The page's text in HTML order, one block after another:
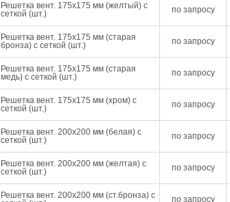
Решетка вент. 175х175 мм (желтый) с
сеткой (шт.)
по запросу
Решетка вент. 175х175 мм (старая
бронза) с сеткой (шт.)
по запросу
Решетка вент. 175х175 мм (старая
медь) с сеткой (шт.)
по запросу
Решетка вент. 175х175 мм (хром) с
сеткой (шт.)
по запросу
Решетка вент. 200х200 мм (белая) с
сеткой (шт.)
по запросу
Решетка вент. 200х200 мм (желтая) с
сеткой (шт.)
по запросу
Решетка вент. 200х200 мм (ст.бронза) с
по запросу